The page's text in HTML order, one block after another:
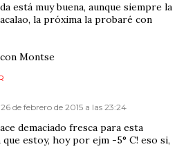
está muy buena, aunque siempre la
la próxima la probaré con
Montse
26 de febrero de 2015 a las 23:24
demaciado fresca para esta
que estoy, hoy por ejm -5° C! eso si,